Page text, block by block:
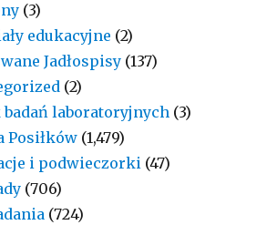
(3)
edukacyjne (2)
Jadłospisy (137)
(2)
laboratoryjnych (3)
Posiłków (1,479)
i podwieczorki (47)
(706)
(724)